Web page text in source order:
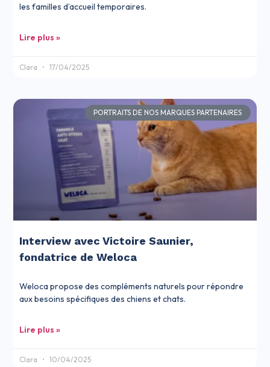
les familles d’accueil temporaires.
Lire plus »
Clara 17/04/2025
PORTRAITS DE NOS MARQUES PARTENAIRES
Interview avec Victoire Saunier,
fondatrice de Weloca
Weloca propose des compléments naturels pour répondre
aux besoins spécifiques des chiens et chats.
Lire plus »
Clara 10/04/2025